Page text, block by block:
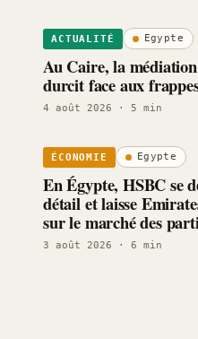
ACTUALITÉ Egypte
Au Caire, la
durcit face aux
4 août 2026 · 5 min
ÉCONOMIE Egypte
En Égypte, HSBC se
détail et laisse
sur le marché des
3 août 2026 · 6 min